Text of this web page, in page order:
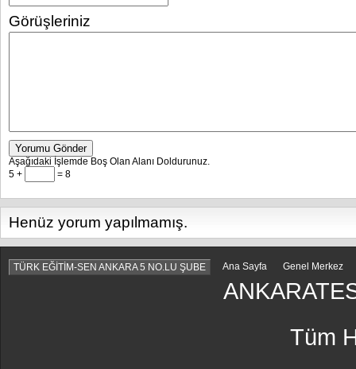
Görüşleriniz
Yorumu Gönder
Aşağıdaki İşlemde Boş Olan Alanı Doldurunuz.
5 +
= 8
Henüz yorum yapılmamış.
TÜRK EĞİTİM-SEN ANKARA 5 NO.LU ŞUBE Ana Sayfa Genel Merkez
Tüm